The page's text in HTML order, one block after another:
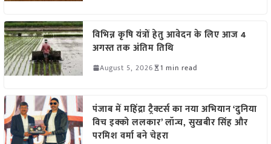
विभिन्न कृषि यंत्रों हेतु आवेदन के लिए आज 4
अगस्त तक अंतिम तिथि
August 5, 2026 1 min read
पंजाब में महिंद्रा ट्रैक्टर्स का नया अभियान ‘दुनिया
विच इक्को ललकार’ लॉन्च, सुखबीर सिंह और
परमिश वर्मा बने चेहरा